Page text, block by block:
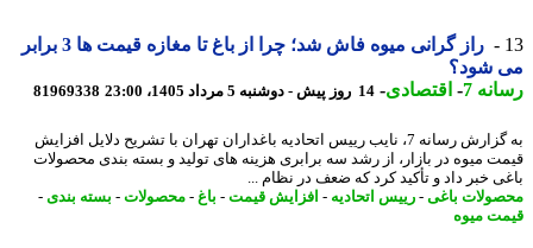
راز گرانی میوه فاش شد؛ چرا از باغ تا مغازه قیمت ها 3 برابر
شود؟
7
-اقتصادی-14 روز پیش - دوشنبه 5 مرداد 1405، 23:00 81969338
به گزارش رسانه 7، نایب رییس اتحادیه باغداران تهران با تشریح دلایل افزایش
میوه در بازار، از رشد سه برابری هزینه های تولید و بسته بندی محصولات
خبر داد و تأکید کرد که ضعف در نظام ...
باغی-رییس اتحادیه-افزایش قیمت-باغ -محصولات-بسته بندی -
میوه